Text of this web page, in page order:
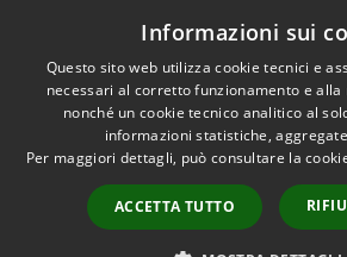
Dichiarazione di accessibilità
Accessibilità
Informazioni sui
Questo sito web utilizza cookie tecnici e
necessari al corretto funzionamento e alla
nonché un cookie tecnico analitico al
informazioni statistiche,
Per maggiori dettagli, può consultare la
ACCETTA TUTTO